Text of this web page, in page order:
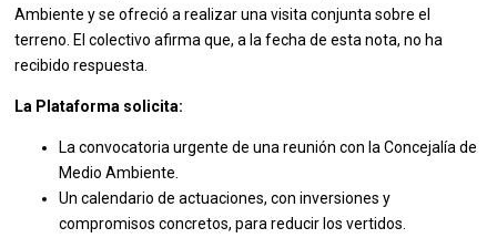
Ambiente y se ofreció a realizar una visita conjunta sobre el
terreno. El colectivo afirma que, a la fecha de esta nota, no ha
recibido respuesta.
La Plataforma solicita:
La convocatoria urgente de una reunión con la Concejalía de
Medio Ambiente.
Un calendario de actuaciones, con inversiones y
compromisos concretos, para reducir los vertidos.